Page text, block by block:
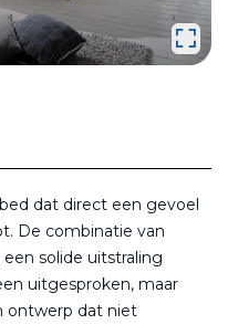
dat direct een gevoel
De combinatie van
solide uitstraling
uitgesproken, maar
ontwerp dat niet